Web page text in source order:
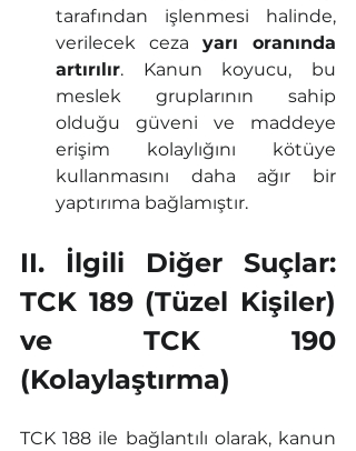
tarafından işlenmesi halinde,
verilecek ceza yarı oranında
artırılır. Kanun koyucu, bu
meslek gruplarının sahip
olduğu güveni ve maddeye
erişim kolaylığını kötüye
kullanmasını daha ağır bir
yaptırıma bağlamıştır.
II. İlgili Diğer Suçlar:
TCK 189 (Tüzel Kişiler)
ve TCK 190
(Kolaylaştırma)
TCK 188 ile bağlantılı olarak, kanun